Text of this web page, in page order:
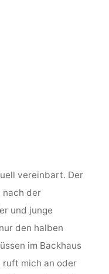
vereinbart. Der
nach der
und junge
den halben
im Backhaus
mich an oder